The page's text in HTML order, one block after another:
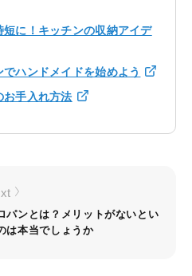
に！キッチンの収納アイデ
ハンドメイドを始めよう
お手入れ方法
パンとは？メリットがないとい
は本当でしょうか